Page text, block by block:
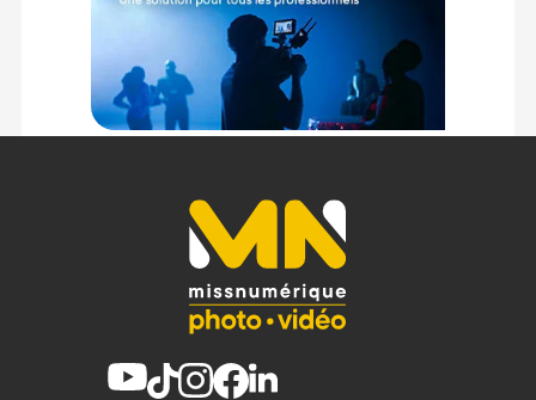
Le design a été optimisé et possède une taille et un poids
réduits. L'appareil est équipé d'un écran tactile haute
définition inclinable et d'un viseur OLED de 5,76 millions de
points. La prise en main, la disposition des boutons et la
forme fénérale de l'appareil ont été optimisés pour offrir une
meilleure expérience à l'utilisateur.
Le Leica SL3-S est compatible avec les cartes de stockage
CFexpress Type B et SD UHS II. Il dispose d'une prise HDMI 2.1
Type A standard, ainsi que d'une prise USB-C (3.1 avec
fonction de charge). Une interface Timecode est intégrée, et il
offre une connectivité à haut débit grâce au Bluetooth et au
Alimentation
Une nouvelle batterie BC-SCL6 est incluse, avec la possibilité